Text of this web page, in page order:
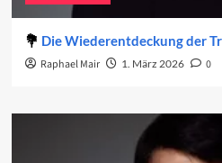
Die Wiederentdeckung der
Raphael Mair 1. März 2026 0